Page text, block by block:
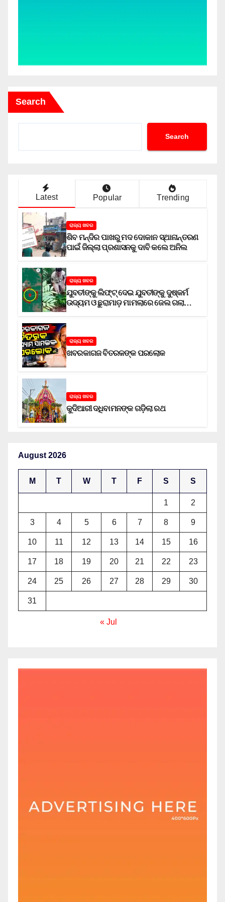
Search
Search
Latest Popular Trending
ରାଜ୍ୟ ଖବର
ଶିବ ମନ୍ଦିର ପାଖରୁ ମଦ ଦୋକାନ ସ୍ଥାନାନ୍ତରଣ
ପାଇଁ ଜିଲ୍ଲା ପ୍ରଶାସନକୁ ଦାବି କଲେ ଅନିଲ
ରାଜ୍ୟ ଖବର
ଯୁବତୀଙ୍କୁ ଲିଫ୍‌ଟ୍‌ ଦେଇ ଯୁବତୀଙ୍କୁ ଦୁଷ୍କର୍ମ
ଉଦ୍ୟମ ଓ ଛୁରାମାଡ଼ ମାମଲାରେ ଜେଲ ଗଲା
ରାଜ୍ୟ ଖବର
ଖବରକାଗଜ ବିତରକଙ୍କ ପରଲୋକ
ରାଜ୍ୟ ଖବର
କୁଦିଆରୀ ଦଧିବାମନଙ୍କ ଗଡ଼ିଲା ରଥ
August 2026
M T W T F S S
1 2
3 4 5 6 7 8 9
10 11 12 13 14 15 16
17 18 19 20 21 22 23
24 25 26 27 28 29 30
31
« Jul